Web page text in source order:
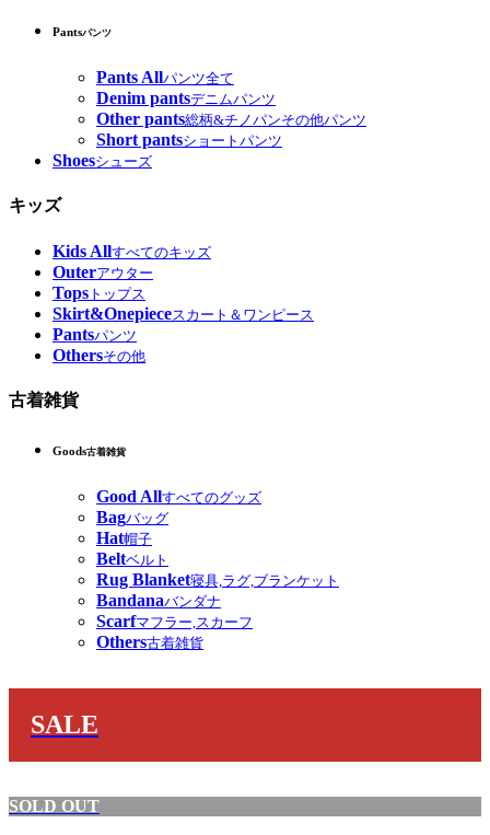
Pantsパンツ
Pants Allパンツ全て
Denim pantsデニムパンツ
Other pants総柄&チノパンその他パンツ
Short pantsショートパンツ
Shoesシューズ
キッズ
Kids Allすべてのキッズ
Outerアウター
Tops トップス
Skirt&Onepieceスカート＆ワンピース
Pantsパンツ
Othersその他
古着雑貨
Goods古着雑貨
Good Allすべてのグッズ
Bagバッグ
Hat帽子
Beltベルト
Rug Blanket寝具,ラグ,ブランケット
Bandanaバンダナ
Scarfマフラー,スカーフ
Others古着雑貨
SALE
SOLD OUT